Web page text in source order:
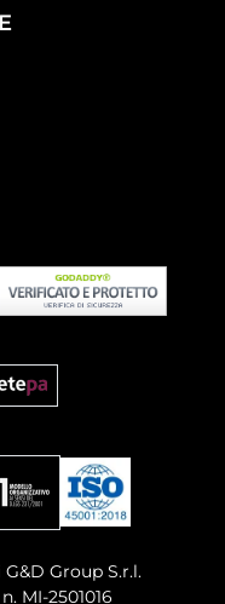
Group S.r.l.
MI-2501016